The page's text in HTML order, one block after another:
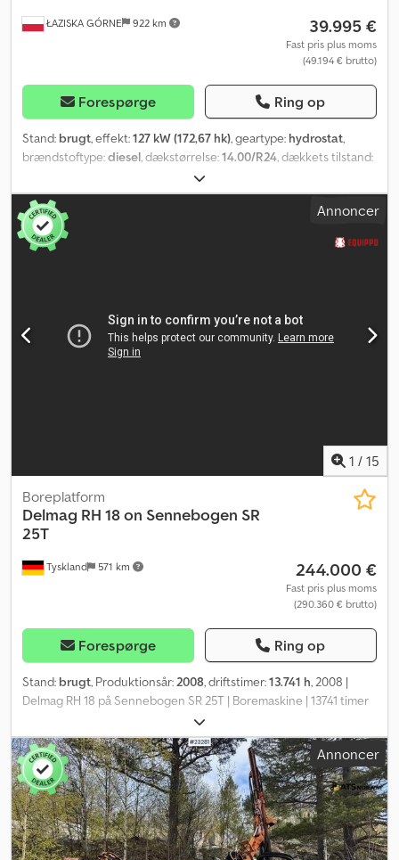
ŁAZISKA GÓRNE 922 km 39.995 €
Fast pris plus moms
(49.194 € brutto)
Forespørge Ring op
Stand: brugt, effekt:127 kW (172,67 hk), geartype: hydrostat,
brændstoftype:diesel, dækstørrelse:14.00/R24, dækkets tilstand:
, akslekonfiguration:4x4
emissionsklasse:Euro 3, Produktionsår:2012, driftstimer:10.000 h,
Udstyr:bordincomputer, firehjulstræk, klimaanlæg
, = Flere
valgmuligheder og mere tilbehør = - Centralsmøring -
Eljusterbare sidespejle - Klimaanlæg - Kraftudtag - Servostyring -
Crjdpfxezp Izfs Ag Asf Dækstørrelse: 14.00/R24 Dækprofil: 90%
Motortype: Deutz in-line Mål og vægt Egenvægt: 30.000 kg Mål
(LxBxH): 1500 x 275 x 310 cm Akselafstand: 464 cm Garanti Garanti:
Annoncer
1 / 15
Tyskland 571 km
Boreplatform
Delmag RH 18 on Sennebogen SR
25T
244.000 €
Fast pris plus moms
(290.360 € brutto)
Forespørge Ring op
Stand: brugt, Produktionsår:2008, driftstimer:13.741 h, 2008 |
Delmag RH 18 på Sennebogen SR 25T | Boremaskine | 13741 timer
📍Placering: Tyskland 🚛 Levering til din adresse er mulig – Brug
vores fragtberegner til at estimere transportomkostningerne! 💰
Køb nu for 244.000 EUR eller afgiv et bud. Csdpszd Hbmefx Ag Ajrf
Betaling ved levering er mulig mod et overkommeligt gebyr
(forudsat godkendelse)* 👷‍♂️ Inspiceret af en uafhængig ekspert
73 inspektionspunkter, 71 godkendt ✅, 1 mangel ℹ️, 1 udgift ⚠️ 📌
Inspektørens kommentar: Veludført boremaskine med en
velfungerende Cat-motor. 📄 Vil du se den fulde
Annoncer